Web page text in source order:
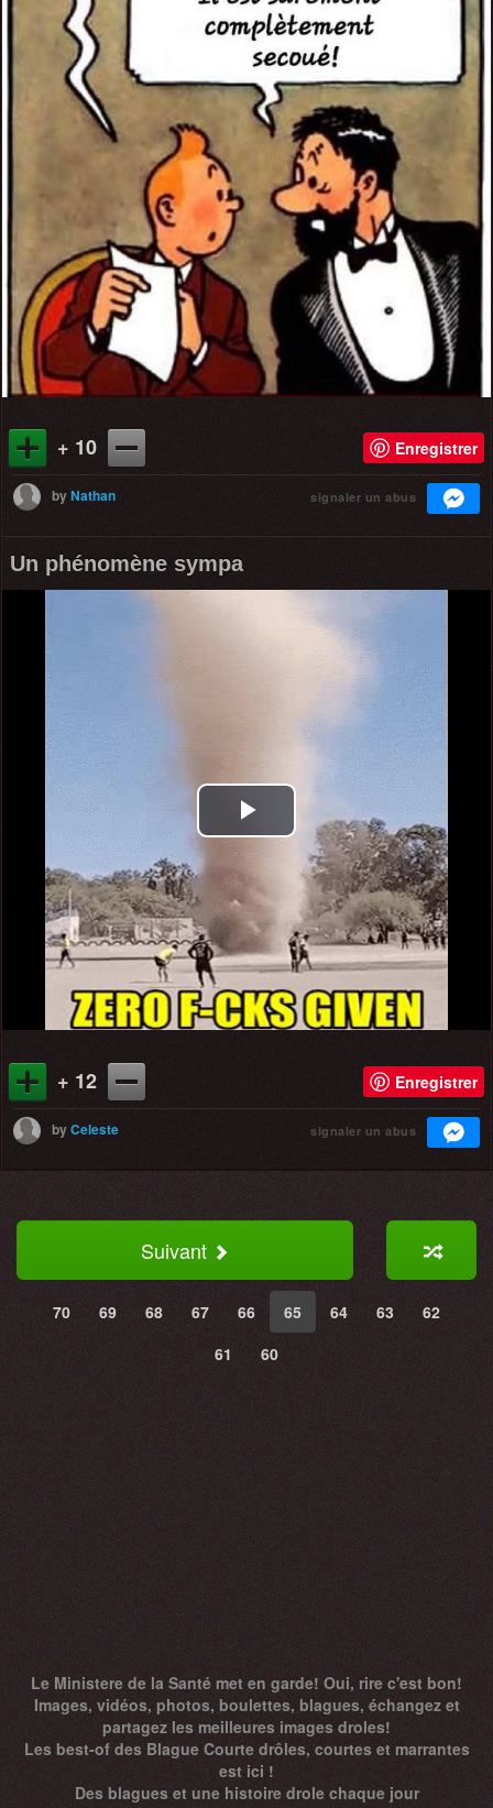
+ 10 Enregistrer
byNathan signaler un abus
Un phénomène sympa
Play
Video
+ 12 Enregistrer
byCeleste signaler un abus
Suivant
70 69 68 67 66 65 64 63
62
61
60
Le Ministere de la Santé met en garde! Oui, rire c'est bon!
Images, vidéos, photos, boulettes, blagues, échangez et
partagez les meilleures images droles!
Les best-of des Blague Courte drôles, courtes et marrantes
est ici !
Des blagueset une histoire drole chaque jour